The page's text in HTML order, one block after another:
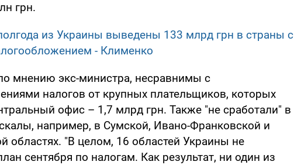
грн.
из Украины выведены 133 млрд грн в страны с
- Клименко
мнению экс-министра, несравнимы с
налогов от крупных плательщиков, которых
офис – 1,7 млрд грн. Также "не сработали" в
например, в Сумской, Ивано-Франковской и
областях. "В целом, 16 областей Украины не
сентября по налогам. Как результат, ни один из